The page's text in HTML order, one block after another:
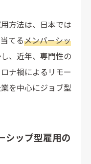
ン）の作成
確立
方法は、日本では
てるメンバーシッ
、近年、専門性の
ナ禍によるリモー
を中心にジョブ型
シップ型雇用の